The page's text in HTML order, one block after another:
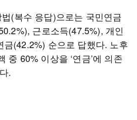
(복수 응답)으로는 국민연금
근로소득(47.5%), 개인
금(42.2%) 순으로 답했다. 노후
중 60% 이상을 ‘연금’에 의존
.